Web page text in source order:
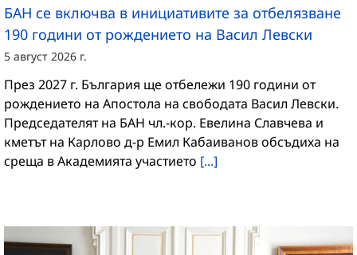
БАН се включва в инициативите за отбелязване
190 години от рождението на Васил Левски
5 август 2026 г.
През 2027 г. България ще отбележи 190 години от
рождението на Апостола на свободата Васил Левски.
Председателят на БАН чл.-кор. Евелина Славчева и
кметът на Карлово д-р Емил Кабаиванов обсъдиха на
среща в Академията участието [...]